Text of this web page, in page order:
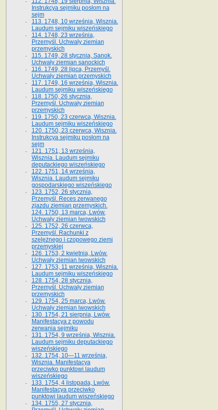
Instrukcya sejmiku posłom na
sejm
113. 1748, 10 września, Wisznia.
Laudum sejmiku wiszeńskiego
114. 1748, 23 września,
Przemyśl. Uchwały ziemian
przemyskich
115. 1749, 28 stycznia, Sanok.
Uchwały ziemian sanockich
116. 1749, 28 lipca, Przemyśl.
Uchwały ziemian przemyskich
117. 1749, 16 września, Wisznia.
Laudum sejmiku wiszeńskiego
118. 1750, 26 stycznia,
Przemyśl. Uchwały ziemian
przemyskich
119. 1750, 23 czerwca, Wisznia.
Laudum sejmiku wiszeńskiego
120. 1750, 23 czerwca, Wisznia.
Instrukcya sejmiku posłom na
sejm
121. 1751, 13 września,
Wisznia. Laudum sejmiku
deputackiego wiszeńskiego
122. 1751, 14 września,
Wisznia. Laudum sejmiku
gospodarskiego wiszeńskiego
123. 1752, 26 stycznia,
Przemyśl. Reces zerwanego
zjazdu ziemian przemyskich.
124. 1750, 13 marca, Lwów.
Uchwały ziemian lwowskich
125. 1752, 26 czerwca,
Przemyśl. Rachunki z
szelężnego i czopowego ziemi
przemyskiej
126. 1753, 2 kwietnia, Lwów.
Uchwały ziemian lwowskich
127. 1753, 11 września, Wisznia.
Laudum sejmiku wiszeńskiego
128. 1754, 28 stycznia,
Przemyśl. Uchwały ziemian
przemyskich
129. 1754, 25 marca, Lwów.
Uchwały ziemian lwowskich
130. 1754, 21 sierpnia, Lwów.
Manifestacya z powodu
zerwania sejmiku
131. 1754, 9 września, Wisznia.
Laudum sejmiku deputackiego
wiszeńskiego
132. 1754, 10—11 września,
Wisznia. Manifestacya
przeciwko punktowi laudum
wiszeńskiego
133. 1754, 4 listopada, Lwów.
Manifestacya przeciwko
punktowi laudum wiszeńskiego
134. 1755, 27 stycznia,